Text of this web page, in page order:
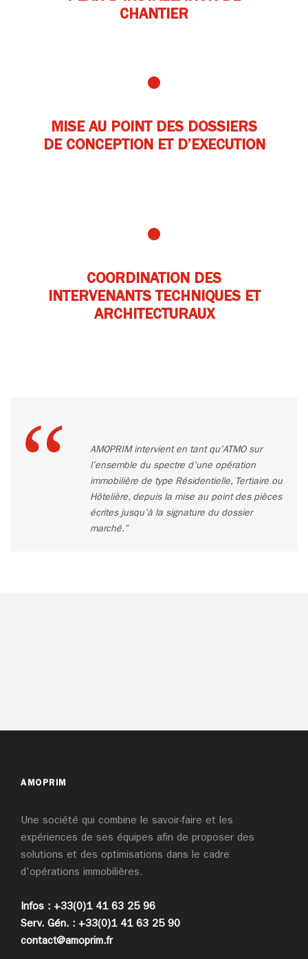
CHANTIER
MISE AU POINT DES DOSSIERS
DE CONCEPTION ET D’EXECUTION
COORDINATION DES
INTERVENANTS TECHNIQUES ET
ARCHITECTURAUX
“
AMOPRIM intervient en tant qu’ATMO sur
l’ensemble du spectre d’une opération
immobilière de type Résidentielle, Tertiaire ou
Hôtelière, depuis la mise au point des pièces
écrites jusqu’à la signature du dossier
marché.”
AMOPRIM
Une société qui combine le savoir-faire et les
expériences de ses équipes afin de proposer des
solutions et des optimisations dans le cadre
d'opérations immobilières.
Infos : +33(0)1 41 63 25 96
Serv. Gén. : +33(0)1 41 63 25 90
contact@amoprim.fr